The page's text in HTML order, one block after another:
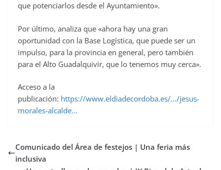
que potenciarlos desde el Ayuntamiento».
Por último, analiza que «ahora hay una gran
oportunidad con la Base Logística, que puede ser un
impulso, para la provincia en general, pero también
para el Alto Guadalquivir, que lo tenemos muy cerca».
Acceso a la
publicación: https://www.eldiadecordoba.es/…/jesus-
morales-alcalde…
Comunicado del Área de festejos | Una feria más
inclusiva